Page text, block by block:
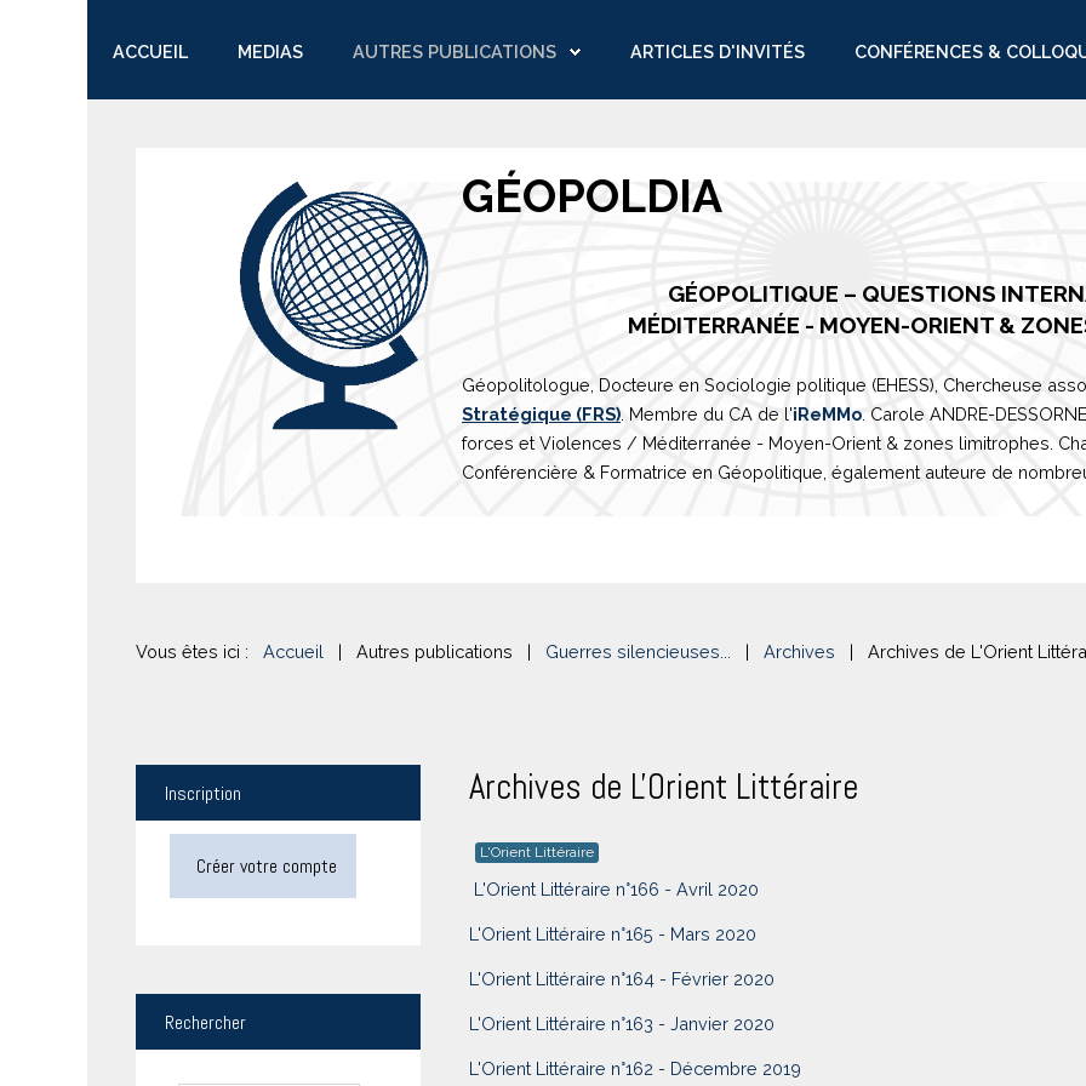
ACCUEIL MEDIAS AUTRES PUBLICATIONS ARTICLES D'INVITÉS CONFÉRENCES &
GÉOPOLDIA
GÉOPOLITIQUE – QUESTIONS
MÉDITERRANÉE - MOYEN-ORIENT &
Géopolitologue, Docteure en Sociologie politique (EHESS), Chercheuse
Stratégique (FRS) . Membre du CA de l'iReMMo . Carole ANDRE-
forces et Violences / Méditerranée - Moyen-Orient & zones limitrophes.
Conférencière & Formatrice en Géopolitique, également auteure de
Vous êtes ici : Accueil | Autres publications | Guerres silencieuses... | Archives | Archives de L'Orient
Archives de L'Orient Littéraire
L'Orient Littéraire
L'Orient Littéraire n°166 - Avril 2020
L'Orient Littéraire n°165 - Mars 2020
L'Orient Littéraire n°164 - Février 2020
L'Orient Littéraire n°163 - Janvier 2020
L'Orient Littéraire n°162 - Décembre 2019
Inscription
Créer votre compte
Rechercher